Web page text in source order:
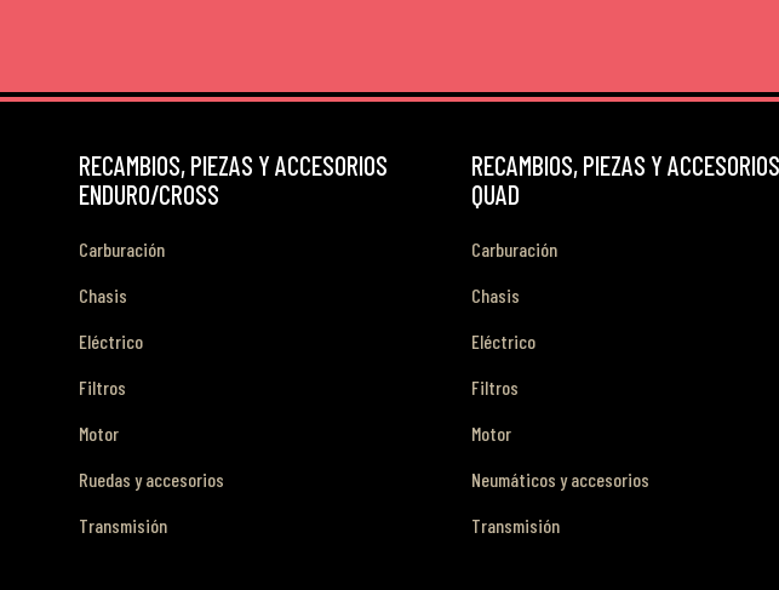
RECAMBIOS, PIEZAS Y ACCESORIOS
ENDURO/CROSS
Carburación
Chasis
Eléctrico
Filtros
Motor
Ruedas y accesorios
Transmisión
RECAMBIOS, PIEZAS Y ACCESORIOS
QUAD
Carburación
Chasis
Eléctrico
Filtros
Motor
Neumáticos y accesorios
Transmisión